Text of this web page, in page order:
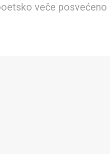
veče posvećeno